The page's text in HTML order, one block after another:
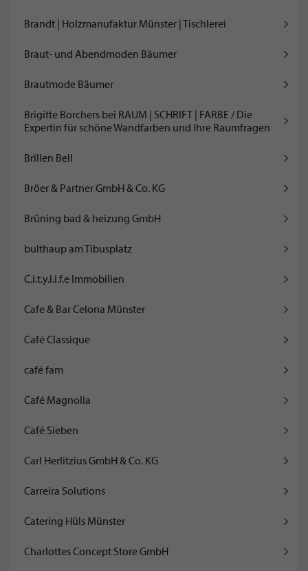
Brandt | Holzmanufaktur Münster | Tischlerei
Braut- und Abendmoden Bäumer
Brautmode Bäumer
Brigitte Borchers bei RAUM | SCHRIFT | FARBE / Die
Expertin für schöne Wandfarben und Ihre Raumfragen
Brillen Bell
Bröer & Partner GmbH & Co. KG
Brüning bad & heizung GmbH
bulthaup am Tibusplatz
C.i.t.y.l.i.f.e Immobilien
Cafe & Bar Celona Münster
Café Classique
café fam
Café Magnolia
Café Sieben
Carl Herlitzius GmbH & Co. KG
Carreira Solutions
Catering Hüls Münster
Charlottes Concept Store GmbH